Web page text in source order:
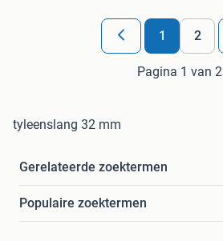
1 2
Pagina 1 van 2
tyleenslang 32 mm
Gerelateerde zoektermen
Populaire zoektermen